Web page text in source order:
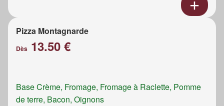
Pizza Montagnarde
Dès 13.50 €
Base Crème, Fromage, Fromage à Raclette, Pomme
de terre, Bacon, Oignons